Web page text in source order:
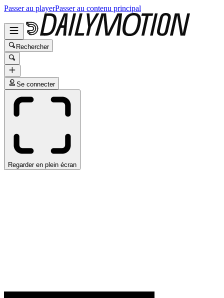
Passer au playerPasser au contenu principal
Rechercher
Se connecter
Regarder en plein écran